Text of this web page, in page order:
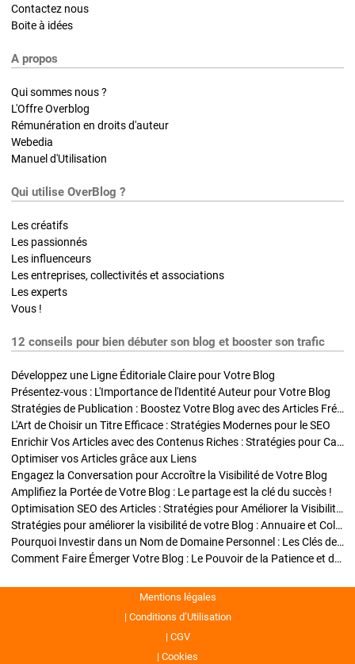
Contactez nous
Boite à idées
A propos
Qui sommes nous ?
L'Offre Overblog
Rémunération en droits d'auteur
Webedia
Manuel d'Utilisation
Qui utilise OverBlog ?
Les créatifs
Les passionnés
Les influenceurs
Les entreprises, collectivités et associations
Les experts
Vous !
12 conseils pour bien débuter son blog et booster son trafic
Développez une Ligne Éditoriale Claire pour Votre Blog
Présentez-vous : L'Importance de l'Identité Auteur pour Votre Blog
Stratégies de Publication : Boostez Votre Blog avec des Articles Fréquents et Exclusifs
L'Art de Choisir un Titre Efficace : Stratégies Modernes pour le SEO
Enrichir Vos Articles avec des Contenus Riches : Stratégies pour Captiver et Optimiser
Optimiser vos Articles grâce aux Liens
Engagez la Conversation pour Accroître la Visibilité de Votre Blog
Amplifiez la Portée de Votre Blog : Le partage est la clé du succès !
Optimisation SEO des Articles : Stratégies pour Améliorer la Visibilité de Votre Blog
Stratégies pour améliorer la visibilité de votre Blog : Annuaire et Collaborations
Pourquoi Investir dans un Nom de Domaine Personnel : Les Clés de la Réussite de Votre Blog
Comment Faire Émerger Votre Blog : Le Pouvoir de la Patience et de la Persévérance
Mentions légales
Conditions d’Utilisation
CGV
Cookies